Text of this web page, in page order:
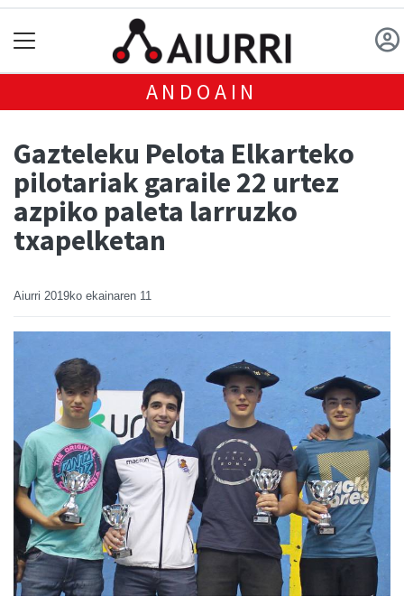
ANDOAIN
Gazteleku Pelota Elkarteko
pilotariak garaile 22 urtez
azpiko paleta larruzko
txapelketan
Aiurri 2019ko ekainaren 11